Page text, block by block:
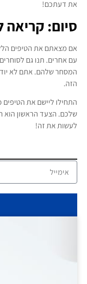
את דעתכם!
סיום: קריאה
אם מצאתם את הטיפים
עם אחרים. תנו גם
המסחר שלהם. אתם לא
הזה.
התחילו ליישם את הטיפים
שלכם. הצעד הראשון הוא
לעשות את זה!